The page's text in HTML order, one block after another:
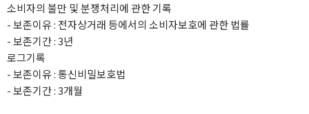
소비자의 불만 및 분쟁처리에 관한 기록
- 보존이유 : 전자상거래 등에서의 소비자보호에 관한 법률
- 보존기간 : 3년
로그기록
- 보존이유 : 통신비밀보호법
- 보존기간 : 3개월